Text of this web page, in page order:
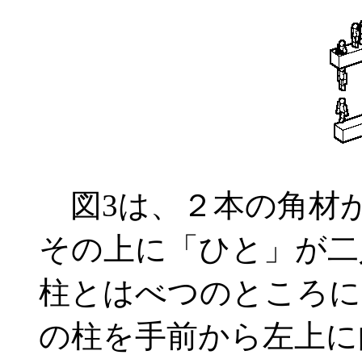
図3は、２本の角材
その上に「ひと」が
柱とはべつのところ
の柱を手前から左上